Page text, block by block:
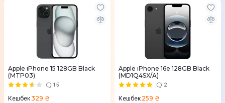
Apple iPhone 15 128GB Black
(MTP03)
15
Кешбек329 ₴
Apple iPhone 16e 128GB Black
(MD1Q4SX/A)
2
Кешбек 259 ₴